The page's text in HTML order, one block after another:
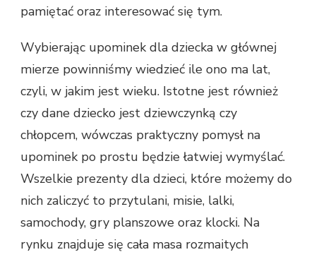
pamiętać oraz interesować się tym.
Wybierając upominek dla dziecka w głównej
mierze powinniśmy wiedzieć ile ono ma lat,
czyli, w jakim jest wieku. Istotne jest również
czy dane dziecko jest dziewczynką czy
chłopcem, wówczas praktyczny pomysł na
upominek po prostu będzie łatwiej wymyślać.
Wszelkie prezenty dla dzieci, które możemy do
nich zaliczyć to przytulani, misie, lalki,
samochody, gry planszowe oraz klocki. Na
rynku znajduje się cała masa rozmaitych